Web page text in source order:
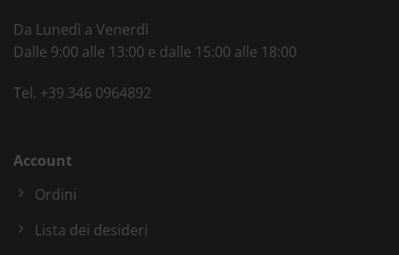
Da Lunedì a Venerdì
Dalle 9:00 alle 13:00 e dalle 15:00 alle 18:00
Tel. +39 346 0964892
Account
Ordini
Lista dei desideri